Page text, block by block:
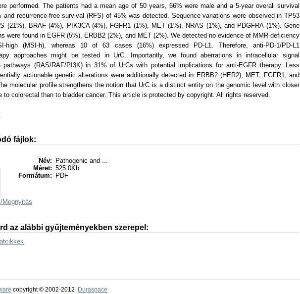
performed. The patients had a mean age of 50 years, 66% were male and a 5-year overall survival
and recurrence-free survival (RFS) of 45% was detected. Sequence variations were observed in TP53
(21%), BRAF (4%), PIK3CA (4%), FGFR1 (1%), MET (1%), NRAS (1%), and PDGFRA (1%). Gene
were found in EGFR (5%), ERBB2 (2%), and MET (2%). We detected no evidence of MMR-deficiency
high (MSI-h), whereas 10 of 63 cases (16%) expressed PD-L1. Therefore, anti-PD-1/PD-L1
approaches might be tested in UrC. Importantly, we found aberrations in intracellular signal
pathways (RAS/RAF/PI3K) in 31% of UrCs with potential implications for anti-EGFR therapy. Less
actionable genetic alterations were additionally detected in ERBB2 (HER2), MET, FGFR1, and
molecular profile strengthens the notion that UrC is a distinct entity on the genomic level with closer
to colorectal than to bladder cancer. This article is protected by copyright. All rights reserved.
fájlok:
Név:
Pathogenic and ...
Méret: 525.0Kb
Formátum:
PDF
Megnyitás
az alábbi gyűjteményekben szerepel:
copyright © 2002-2012 Duraspace